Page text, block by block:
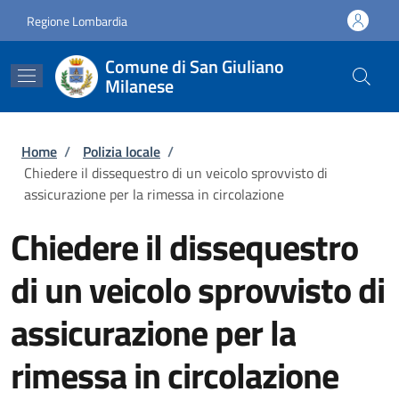
Regione Lombardia
Comune di San Giuliano
Milanese
Briciole di pane
Home / Polizia locale /
Chiedere il dissequestro di un veicolo sprovvisto di
assicurazione per la rimessa in circolazione
Chiedere il dissequestro
di un veicolo sprovvisto di
assicurazione per la
rimessa in circolazione